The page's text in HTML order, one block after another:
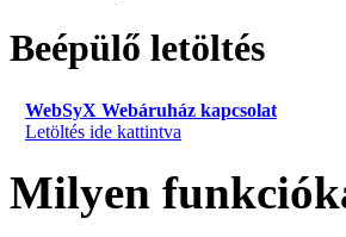
Beépülő letöltés
WebSyX Webáruház kapcsolat
Letöltés ide kattintva
Milyen